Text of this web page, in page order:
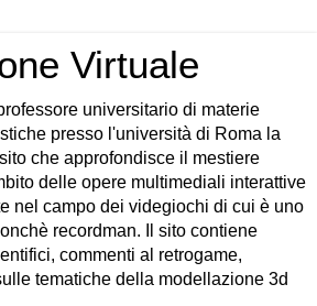
Virtuale
universitario di materie
presso l'università di Roma la
che approfondisce il mestiere
delle opere multimediali interattive
nel campo dei videgiochi di cui è uno
recordman. Il sito contiene
commenti al retrogame,
tematiche della modellazione 3d